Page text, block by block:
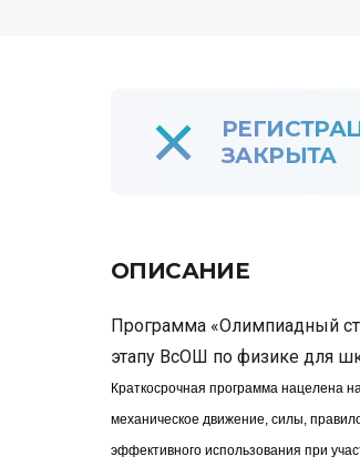
ЗАКРЫТА
ОПИСАНИЕ
Программа «Олимпиадный
этапу ВсОШ по физике для
Краткосрочная программа нацелена
механическое движение, силы,
эффективного использования при